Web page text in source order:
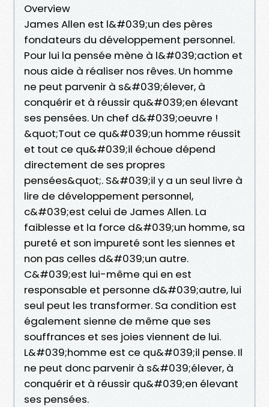
Overview
James Allen est l&#039;un des pères
fondateurs du développement personnel.
Pour lui la pensée mène à l&#039;action et
nous aide à réaliser nos rêves. Un homme
ne peut parvenir à s&#039;élever, à
conquérir et à réussir qu&#039;en élevant
ses pensées. Un chef d&#039;oeuvre !
&quot;Tout ce qu&#039;un homme réussit
et tout ce qu&#039;il échoue dépend
directement de ses propres
pensées&quot;. S&#039;il y a un seul livre à
lire de développement personnel,
c&#039;est celui de James Allen. La
faiblesse et la force d&#039;un homme, sa
pureté et son impureté sont les siennes et
non pas celles d&#039;un autre.
C&#039;est lui-même qui en est
responsable et personne d&#039;autre, lui
seul peut les transformer. Sa condition est
également sienne de même que ses
souffrances et ses joies viennent de lui.
L&#039;homme est ce qu&#039;il pense. Il
ne peut donc parvenir à s&#039;élever, à
conquérir et à réussir qu&#039;en élevant
ses pensées.